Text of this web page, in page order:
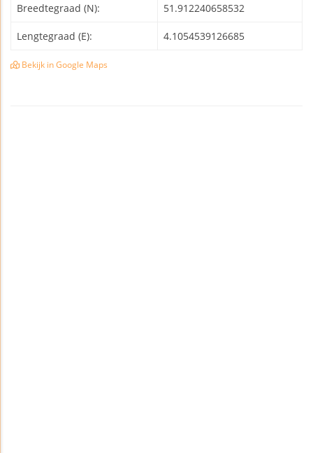
Breedtegraad (N): 51.912240658532
Lengtegraad (E): 4.1054539126685
Bekijk in Google Maps